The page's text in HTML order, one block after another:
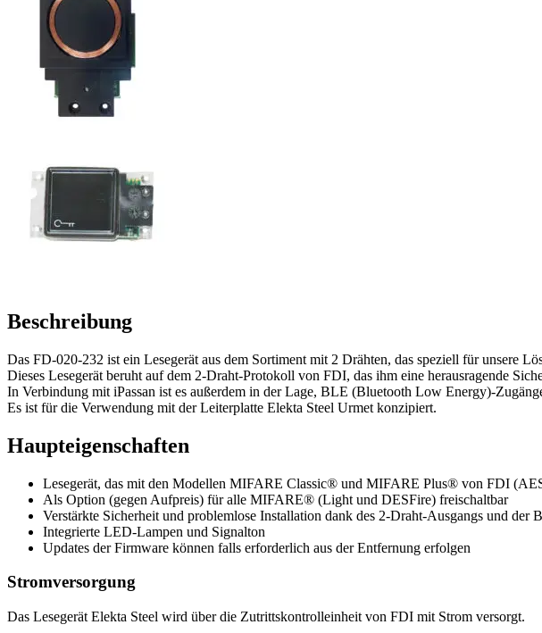
Beschreibung
Das FD-020-232 ist ein Lesegerät aus dem Sortiment mit 2 Drähten, das speziell für unsere
Dieses Lesegerät beruht auf dem 2-Draht-Protokoll von FDI, das ihm eine herausragende
In Verbindung mit iPassan ist es außerdem in der Lage, BLE (Bluetooth Low Energy)-
Es ist für die Verwendung mit der Leiterplatte Elekta Steel Urmet konzipiert.
Haupteigenschaften
Lesegerät, das mit den Modellen MIFARE Classic® und MIFARE Plus® von FDI
Als Option (gegen Aufpreis) für alle MIFARE® (Light und DESFire) freischaltbar
Verstärkte Sicherheit und problemlose Installation dank des 2-Draht-Ausgangs und der
Integrierte LED-Lampen und Signalton
Updates der Firmware können falls erforderlich aus der Entfernung erfolgen
Stromversorgung
Das Lesegerät Elekta Steel wird über die Zutrittskontrolleinheit von FDI mit Strom versorgt.